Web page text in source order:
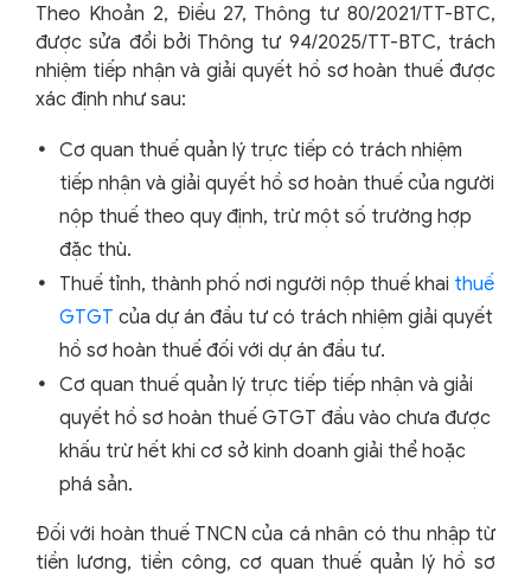
Theo Khoản 2, Điều 27, Thông tư 80/2021/TT-BTC,
được sửa đổi bởi Thông tư 94/2025/TT-BTC, trách
nhiệm tiếp nhận và giải quyết hồ sơ hoàn thuế được
xác định như sau:
Cơ quan thuế quản lý trực tiếp có trách nhiệm
tiếp nhận và giải quyết hồ sơ hoàn thuế của người
nộp thuế theo quy định, trừ một số trường hợp
đặc thù.
Thuế tỉnh, thành phố nơi người nộp thuế khai thuế
GTGT của dự án đầu tư có trách nhiệm giải quyết
hồ sơ hoàn thuế đối với dự án đầu tư.
Cơ quan thuế quản lý trực tiếp tiếp nhận và giải
quyết hồ sơ hoàn thuế GTGT đầu vào chưa được
khấu trừ hết khi cơ sở kinh doanh giải thể hoặc
phá sản.
Đối với hoàn thuế TNCN của cá nhân có thu nhập từ
tiền lương, tiền công, cơ quan thuế quản lý hồ sơ